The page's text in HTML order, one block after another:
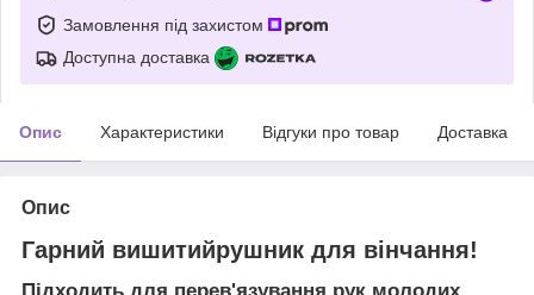
Замовлення під захистом
Доступна доставка
Опис Характеристики Відгуки про товар Доставка
Опис
Гарний вишитийрушник для вінчання!